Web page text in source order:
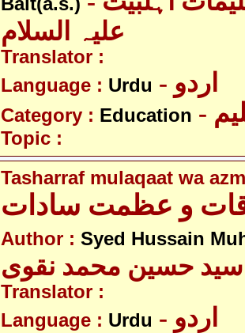
علیہ السلام
Translator :
Language : Urdu - اردو
Category : Education
Topic :
Tasharraf mulaqaat wa
و عظمت سادات
Author : Syed Hussain
سید حسین محمد نقوی
Translator :
Language : Urdu - اردو